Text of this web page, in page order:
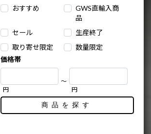
おすすめ
GWS直輸入商
品
セール
生産終了
取り寄せ限定
数量限定
価格帯
円
～
円
商品を探す